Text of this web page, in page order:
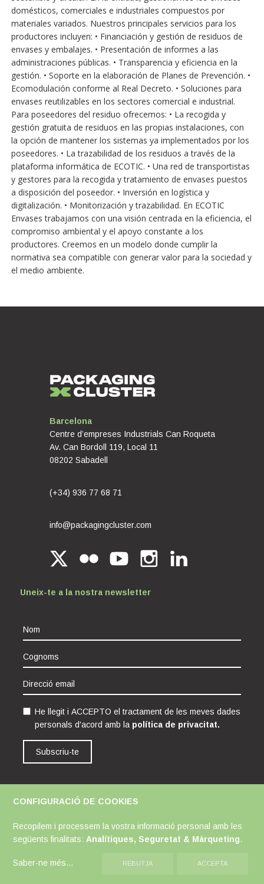
domésticos, comerciales e industriales compuestos por
materiales variados. Nuestros principales servicios para los
productores incluyen: • Financiación y gestión de residuos de
envases y embalajes. • Presentación de informes a las
administraciones públicas. • Transparencia y eficiencia en la
gestión. • Soporte en la elaboración de Planes de Prevención. •
Ecomodulación conforme al Real Decreto. • Soluciones para
envases reutilizables en los sectores comercial e industrial.
Para poseedores del residuo ofrecemos: • La recogida y
gestión gratuita de residuos en las propias instalaciones, con
la opción de mantener los sistemas ya implementados por los
poseedores. • La trazabilidad de los residuos a través de la
plataforma informática de ECOTIC. • Una red de transportistas
y gestores para la recogida y tratamiento de envases puestos
a disposición del poseedor. • Inversión en logística y
digitalización. • Monitorización y trazabilidad. En ECOTIC
Envases trabajamos con una visión centrada en la eficiencia, el
compromiso ambiental y el apoyo constante a los
productores. Creemos en un modelo donde cumplir la
normativa sea compatible con generar valor para la sociedad y
el medio ambiente.
Barcelona
Centre d’empreses Industrials Can Roqueta
Av. Can Bordoll 119, Local 11
08202 Sabadell
(+34) 936 77 68 71
info@packagingcluster.com
Uneix-te a la nostra newsletter
He llegit i ACCEPTO el tractament de les meves dades
personals d'acord amb la política de privacitat.
Subscriu-te
CONFIGURACIÓ DE COOKIES
Recopilem i processem la vostra informació personal amb les
següents finalitats: Analítiques, Seguretat & Màrqueting.
Saber-ne més... REBUTJA ACCEPTA